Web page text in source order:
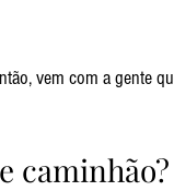
vem com a gente
caminhão?